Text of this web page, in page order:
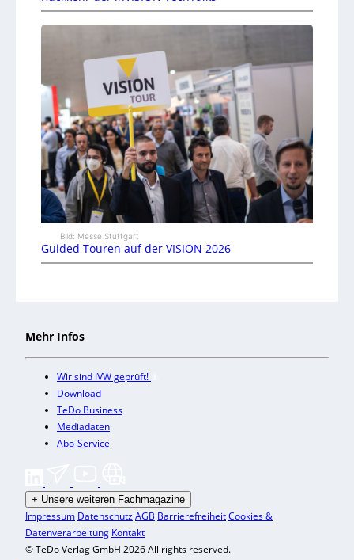
Bild: Messe Stuttgart
Guided Touren auf der VISION 2026
Mehr Infos
Wir sind IVW geprüft!
Download
TeDo Business
Mediadaten
Abo-Service
+ Unsere weiteren Fachmagazine
Impressum DatenschutzAGB BarrierefreiheitCookies &
Datenverarbeitung Kontakt
© TeDo Verlag GmbH 2026 All rights reserved.